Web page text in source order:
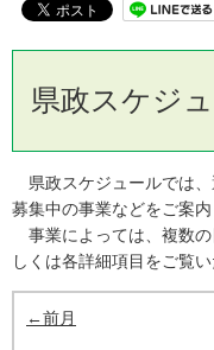
県政スケジ
県政スケジュールでは、
募集中の事業などをご案内
事業によっては、複数
しくは各詳細項目をご覧
←前月